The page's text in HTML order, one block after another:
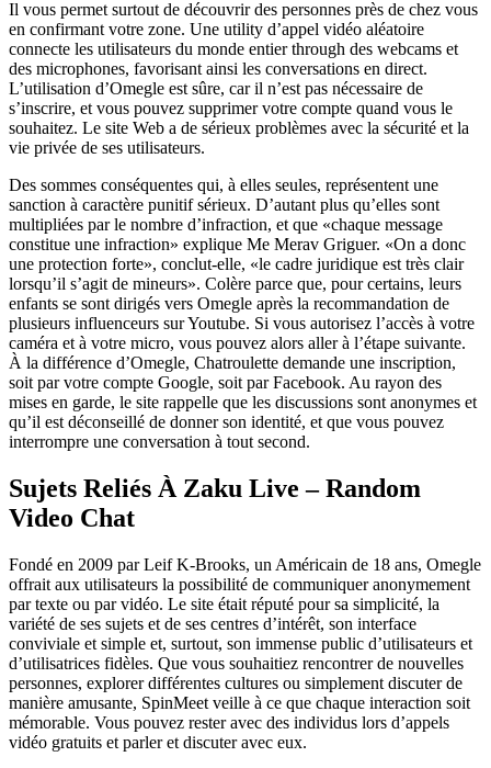
Il vous permet surtout de découvrir des personnes près de chez vous
en confirmant votre zone. Une utility d’appel vidéo aléatoire
connecte les utilisateurs du monde entier through des webcams et
des microphones, favorisant ainsi les conversations en direct.
L’utilisation d’Omegle est sûre, car il n’est pas nécessaire de
s’inscrire, et vous pouvez supprimer votre compte quand vous le
souhaitez. Le site Web a de sérieux problèmes avec la sécurité et la
vie privée de ses utilisateurs.
Des sommes conséquentes qui, à elles seules, représentent une
sanction à caractère punitif sérieux. D’autant plus qu’elles sont
multipliées par le nombre d’infraction, et que «chaque message
constitue une infraction» explique Me Merav Griguer. «On a donc
une protection forte», conclut-elle, «le cadre juridique est très clair
lorsqu’il s’agit de mineurs». Colère parce que, pour certains, leurs
enfants se sont dirigés vers Omegle après la recommandation de
plusieurs influenceurs sur Youtube. Si vous autorisez l’accès à votre
caméra et à votre micro, vous pouvez alors aller à l’étape suivante.
À la différence d’Omegle, Chatroulette demande une inscription,
soit par votre compte Google, soit par Facebook. Au rayon des
mises en garde, le site rappelle que les discussions sont anonymes et
qu’il est déconseillé de donner son identité, et que vous pouvez
interrompre une conversation à tout second.
Sujets Reliés À Zaku Live – Random
Video Chat
Fondé en 2009 par Leif K-Brooks, un Américain de 18 ans, Omegle
offrait aux utilisateurs la possibilité de communiquer anonymement
par texte ou par vidéo. Le site était réputé pour sa simplicité, la
variété de ses sujets et de ses centres d’intérêt, son interface
conviviale et simple et, surtout, son immense public d’utilisateurs et
d’utilisatrices fidèles. Que vous souhaitiez rencontrer de nouvelles
personnes, explorer différentes cultures ou simplement discuter de
manière amusante, SpinMeet veille à ce que chaque interaction soit
mémorable. Vous pouvez rester avec des individus lors d’appels
vidéo gratuits et parler et discuter avec eux.